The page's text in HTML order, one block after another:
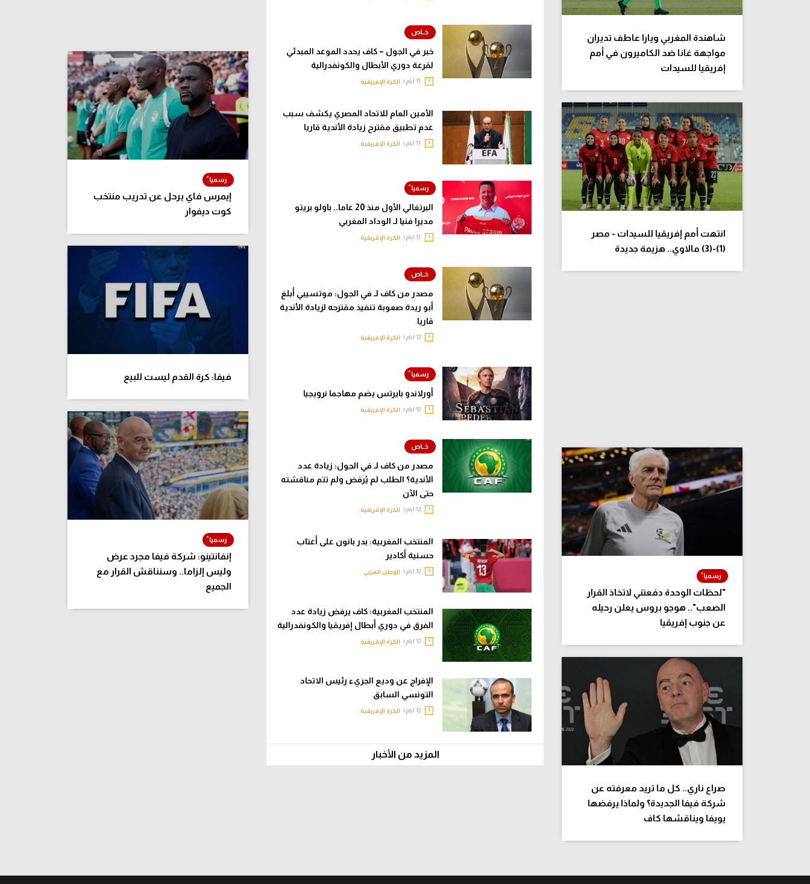
شاهندة المغربي ويارا عاطف تديران
مواجهة غانا ضد الكاميرون في أمم
إفريقيا للسيدات
انتهت أمم إفريقيا للسيدات - مصر
(1)-(3) مالاوي.. هزيمة جديدة
"لحظات الوحدة دفعتني لاتخاذ القرار
الصعب".. هوجو بروس يعلن رحيله
عن جنوب إفريقيا
صراع ناري.. كل ما تريد معرفته عن
شركة فيفا الجديدة؟ ولماذا يرفضها
يويفا ويناقشها كاف
خبر في الجول – كاف يحدد الموعد المبدئي
لقرعة دوري الأبطال والكونفدرالية
الكرة الإفريقية
الأمين العام للاتحاد المصري يكشف سبب
عدم تطبيق مقترح زيادة الأندية قاريا
الكرة الإفريقية
البرتغالي الأول منذ 20 عاما.. باولو بريتو
مديرا فنيا لـ الوداد المغربي
الكرة الإفريقية
مصدر من كاف لـ في الجول: موتسيبي أبلغ
أبو ريدة صعوبة تنفيذ مقترحه لزيادة الأندية
قاريا
12 ايام | الكرة الإفريقية
أورلاندو بايرتس يضم مهاجما نرويجيا
12 ايام | الكرة الإفريقية
مصدر من كاف لـ في الجول: زيادة عدد
الأندية؟ الطلب لم يُرفض ولم تتم مناقشته
حتى الآن
12 ايام | الكرة الإفريقية
المنتخب المغربية: بدر بانون على أعتاب
حسنية أكادير
12 ايام | الوطن العربي
المنتخب المغربية: كاف يرفض زيادة عدد
الفرق في دوري أبطال إفريقيا والكونفدرالية
12 ايام | الكرة الإفريقية
الإفراج عن وديع الجريء رئيس الاتحاد
التونسي السابق
12 ايام | الكرة الإفريقية
المزيد من الأخبار
إيمرس فاي يرحل عن تدريب منتخب
كوت ديفوار
فيفا: كرة القدم ليست للبيع
إنفانتينو: شركة فيفا مجرد عرض
وليس إلزاما.. وسنناقش القرار مع
الجميع